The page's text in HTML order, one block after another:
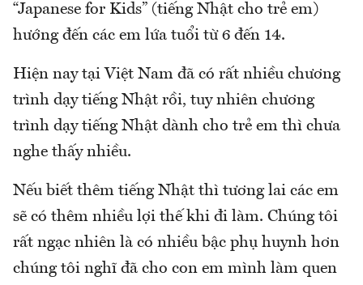
“Japanese for Kids” (tiếng Nhật cho trẻ em)
hướng đến các em lứa tuổi từ 6 đến 14.
Hiện nay tại Việt Nam đã có rất nhiều chương
trình dạy tiếng Nhật rồi, tuy nhiên chương
trình dạy tiếng Nhật dành cho trẻ em thì chưa
nghe thấy nhiều.
Nếu biết thêm tiếng Nhật thì tương lai các em
sẽ có thêm nhiều lợi thế khi đi làm. Chúng tôi
rất ngạc nhiên là có nhiều bậc phụ huynh hơn
chúng tôi nghĩ đã cho con em mình làm quen